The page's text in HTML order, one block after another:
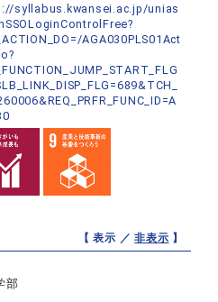
syllabus.kwansei.ac.jp/unias
AGA030PLS01Act
【 表示 ／非表示 】
部